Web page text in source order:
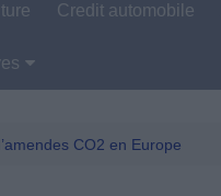
Credit automobile
CO2 en Europe